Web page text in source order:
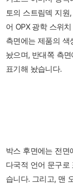
토의 스트림덱 지원
어 OPX 광학 스위
측면에는 제품의 색
놨으며, 반대쪽 측
표기해 놨습니다.
박스 후면에는 전면
다국적 언어 문구로
습니다. 그리고, 맨